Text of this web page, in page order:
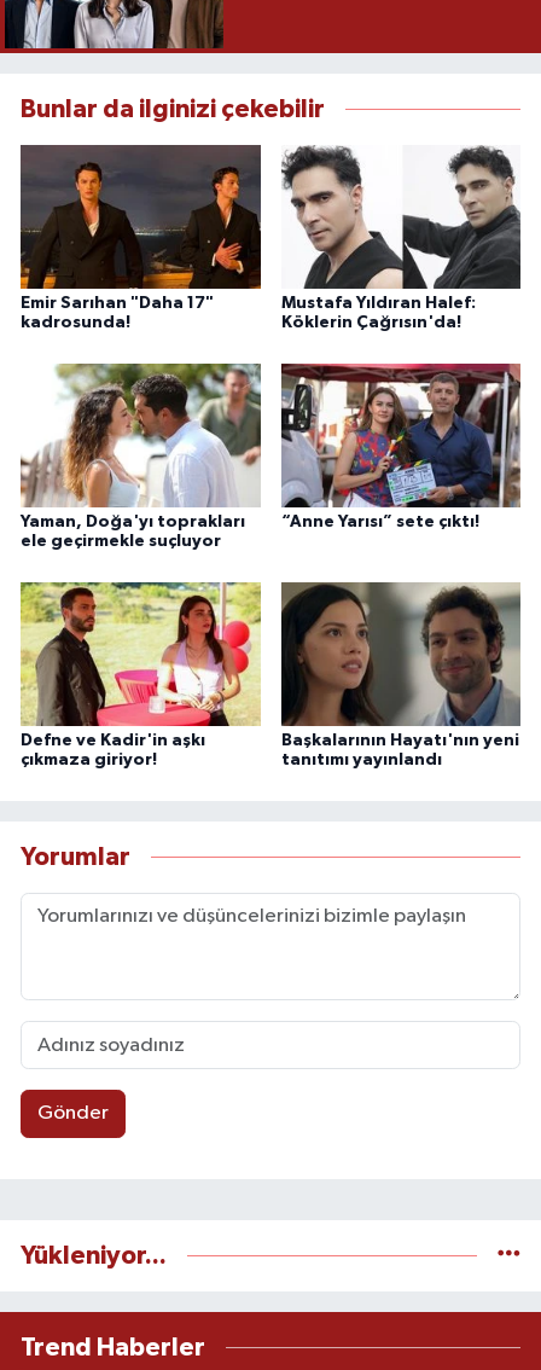
Bunlar da ilginizi çekebilir
Emir Sarıhan "Daha 17"
kadrosunda!
Mustafa Yıldıran Halef:
Köklerin Çağrısın'da!
Yaman, Doğa'yı toprakları
ele geçirmekle suçluyor
“Anne Yarısı” sete çıktı!
Defne ve Kadir'in aşkı
çıkmaza giriyor!
Başkalarının Hayatı'nın yeni
tanıtımı yayınlandı
Yorumlar
Gönder
Yükleniyor...
Trend Haberler